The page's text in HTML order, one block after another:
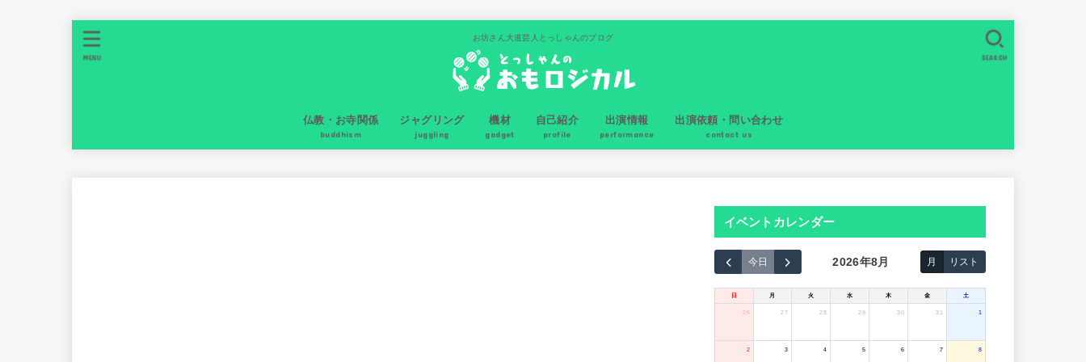
お坊さん大道芸人とっしゃんのブログ
仏教・お寺関係
buddhism
ジャグリング
juggling
機材
gadget
自己紹介
profile
出演情報
performance
出演依頼・問い合わせ
contact us
SEARCH
MENU
イベントカレンダー
今日 2026年8月 月 リスト
日 月 火 水 木 金 土
26 27 28 29 30 31 1
2 3 4 5 6 7 8